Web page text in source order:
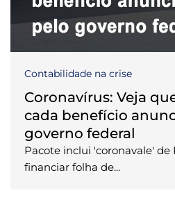
Contabilidade na crise
Coronavírus: Veja
cada benefício
governo federal
Pacote inclui 'coronavale' de
financiar folha de...